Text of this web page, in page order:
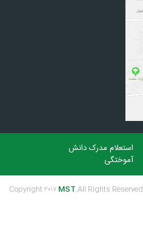
استعلام مدرک دانش
آموختگی
Copyright ۲۰۱۷ MST.All Rights Reserved